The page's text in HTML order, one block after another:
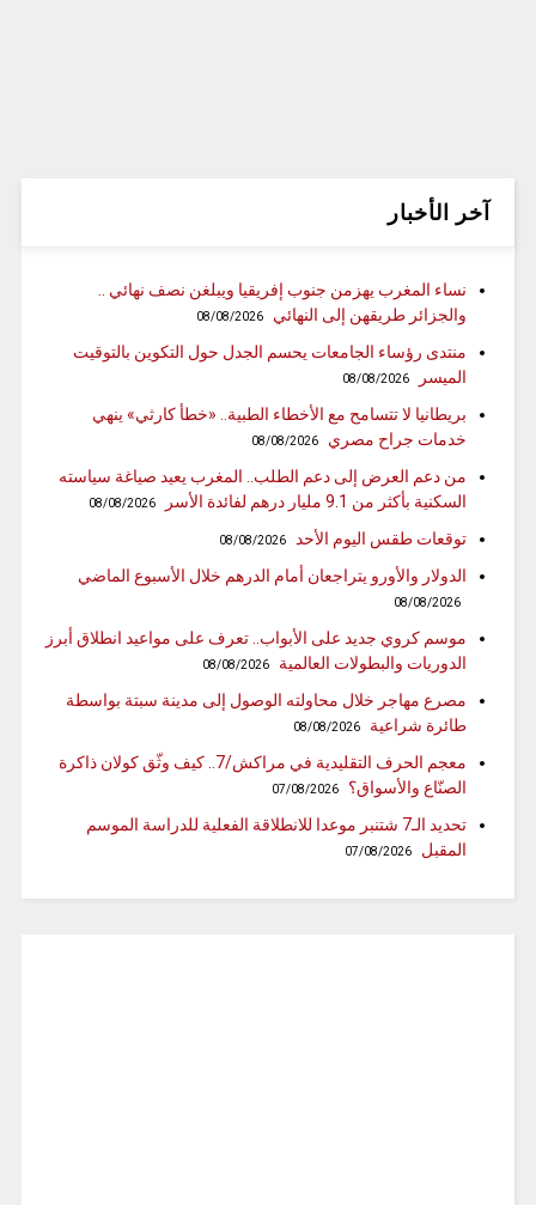
آخر الأخبار
نساء المغرب يهزمن جنوب إفريقيا ويبلغن نصف نهائي ..
والجزائر طريقهن إلى النهائي
08/08/2026
منتدى رؤساء الجامعات يحسم الجدل حول التكوين بالتوقيت
الميسر
08/08/2026
بريطانيا لا تتسامح مع الأخطاء الطبية.. «خطأ كارثي» ينهي
خدمات جراح مصري
08/08/2026
من دعم العرض إلى دعم الطلب.. المغرب يعيد صياغة سياسته
السكنية بأكثر من 9.1 مليار درهم لفائدة الأسر
08/08/2026
توقعات طقس اليوم الأحد 08/08/2026
الدولار والأورو يتراجعان أمام الدرهم خلال الأسبوع الماضي
08/08/2026
موسم كروي جديد على الأبواب.. تعرف على مواعيد انطلاق أبرز
الدوريات والبطولات العالمية
08/08/2026
مصرع مهاجر خلال محاولته الوصول إلى مدينة سبتة بواسطة
طائرة شراعية
08/08/2026
معجم الحرف التقليدية في مراكش/7.. كيف وثّق كولان ذاكرة
الصنّاع والأسواق؟
07/08/2026
تحديد الـ7 شتنبر موعدا للانطلاقة الفعلية للدراسة الموسم
المقبل
07/08/2026